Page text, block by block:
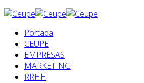
Portada
CEUPE
EMPRESAS
MARKETING
RRHH